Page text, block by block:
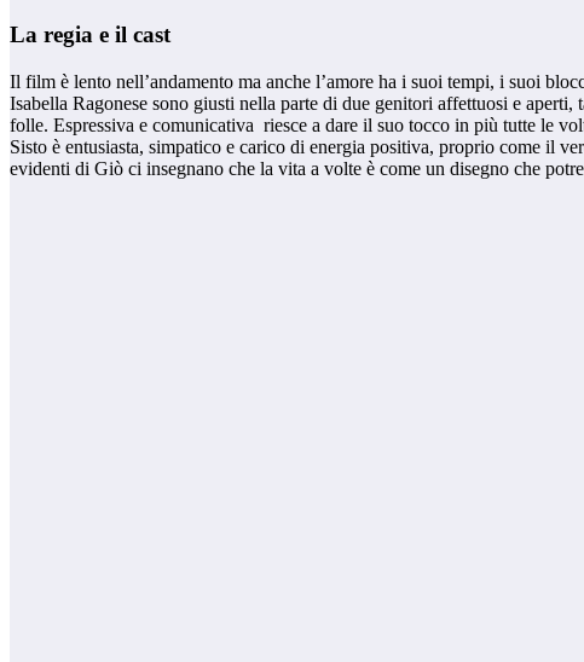
La regia e il cast
Il film è lento nell’andamento ma anche l’amore ha i suoi tempi, i suoi
Isabella Ragonese sono giusti nella parte di due genitori affettuosi e
folle. Espressiva e comunicativa riesce a dare il suo tocco in più tutte le
Sisto è entusiasta, simpatico e carico di energia positiva, proprio come il
evidenti di Giò ci insegnano che la vita a volte è come un disegno che